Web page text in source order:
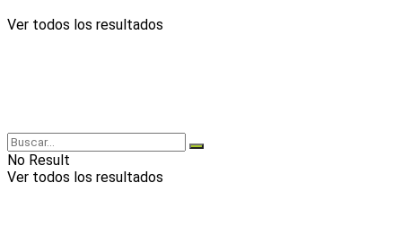
Ver todos los resultados
No Result
Ver todos los resultados